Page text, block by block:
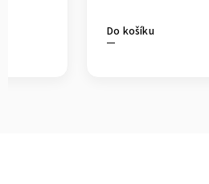
Do košíku